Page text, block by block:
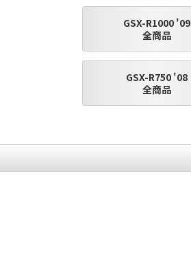
GSX-R1000 '09
全商品
GSX-R750 '08
全商品